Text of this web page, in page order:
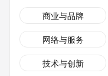
商业与品牌
网络与服务
技术与创新